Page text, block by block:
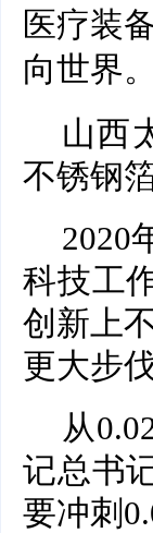
医疗装
向世界
山西
不锈钢
2020
科技工
创新上
更大步
从
记总书
要冲刺